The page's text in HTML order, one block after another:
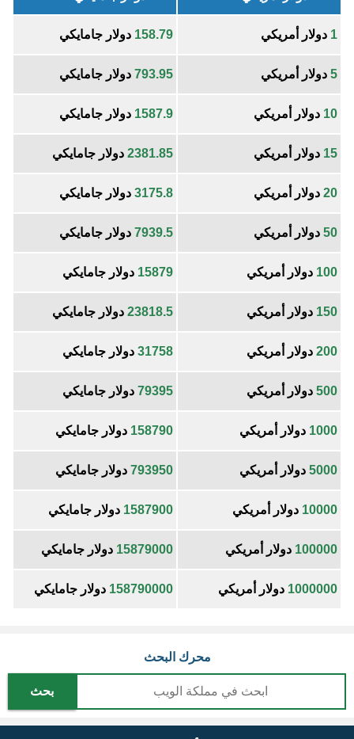
1 دولار أمريكي 158.79 دولار جامايكي
5 دولار أمريكي 793.95 دولار جامايكي
10 دولار أمريكي 1587.9 دولار جامايكي
15 دولار أمريكي 2381.85 دولار جامايكي
20 دولار أمريكي 3175.8 دولار جامايكي
50 دولار أمريكي 7939.5 دولار جامايكي
100 دولار أمريكي 15879 دولار جامايكي
150 دولار أمريكي 23818.5 دولار جامايكي
200 دولار أمريكي 31758 دولار جامايكي
500 دولار أمريكي 79395 دولار جامايكي
1000 دولار أمريكي 158790 دولار جامايكي
5000 دولار أمريكي 793950 دولار جامايكي
10000 دولار أمريكي 1587900 دولار جامايكي
100000 دولار أمريكي 15879000 دولار جامايكي
1000000 دولار أمريكي 158790000 دولار جامايكي
محرك البحث
بحث